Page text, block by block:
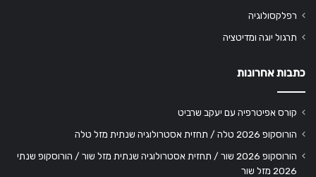
רפלקסולוגיה
תרגול יוגה ומדיטציה
כתבות אחרונות
קורס אפיטרפיה עם יעקב שרביט
הורוסקופ 2026 טלה / תחזית אסטרולוגיה שנתית מזל טלה
הורוסקופ 2026 שור / תחזית אסטרולוגיה שנתית מזל שור / הורוסקופ שנתי
2026 מזל שור